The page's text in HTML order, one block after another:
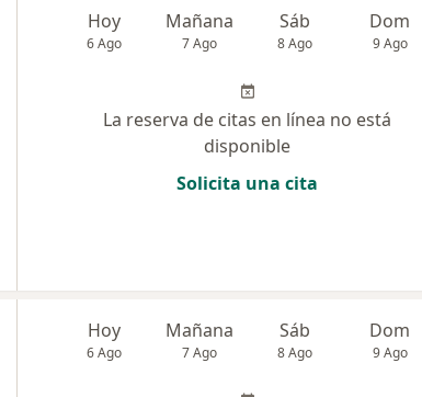
Hoy
6 Ago
Mañana
7 Ago
Sáb
8 Ago
Dom
9 Ago
La reserva de citas en línea no está
disponible
Solicita una cita
Hoy
6 Ago
Mañana
7 Ago
Sáb
8 Ago
Dom
9 Ago